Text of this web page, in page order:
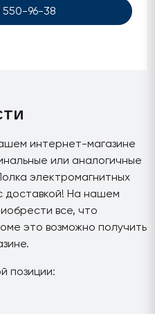
550-96-38
интернет-магазине
или аналогичные
электромагнитных
доставкой! На нашем
все, что
это возможно получить
позиции: